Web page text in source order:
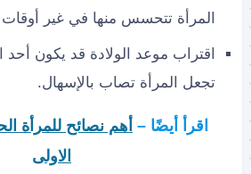
المرأة تتحسس منها في غير
اقتراب موعد الولادة قد يكون أحد
تجعل المرأة تصاب بالإسهال.
اقرأ أيضًا – أهم نصائح للمرأة
الاولى